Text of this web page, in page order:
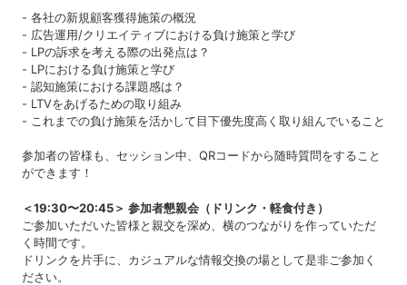
- 各社の新規顧客獲得施策の概況
- 広告運用/クリエイティブにおける負け施策と学び
- LPの訴求を考える際の出発点は？
- LPにおける負け施策と学び
- 認知施策における課題感は？
- LTVをあげるための取り組み
- これまでの負け施策を活かして目下優先度高く取り組んでいること
参加者の皆様も、セッション中、QRコードから随時質問をすること
ができます！
＜19:30〜20:45＞ 参加者懇親会（ドリンク・軽食付き）
ご参加いただいた皆様と親交を深め、横のつながりを作っていただ
く時間です。
ドリンクを片手に、カジュアルな情報交換の場として是非ご参加く
ださい。